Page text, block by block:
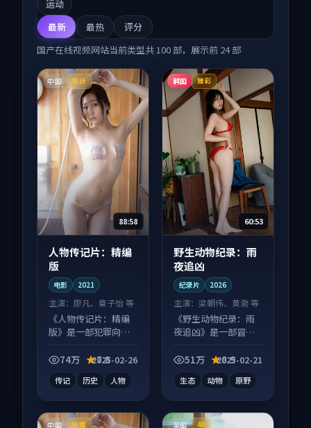
运动
最新
最热
评分
国产在线视频网站当前类型共 100 部，展示前 24部
中国 高分
88:58
人物传记片：精编
版
电影 2021
主演： 廖凡、章子怡 等
《人物传记片：精编
版》是一部犯罪向电
酵，适合周末一口气
74万 7.8
2025-02-26
传记 历史 人物
韩国 臻彩
60:53
野生动物纪录：雨
夜追凶
纪录片 2026
主演：梁朝伟、黄渤 等
《野生动物纪录：雨
夜追凶》是一部冒险
大屏端观看，细节更
51万 8.9
2025-02-21
生态 动物 原野
中国 独播 英国 4K